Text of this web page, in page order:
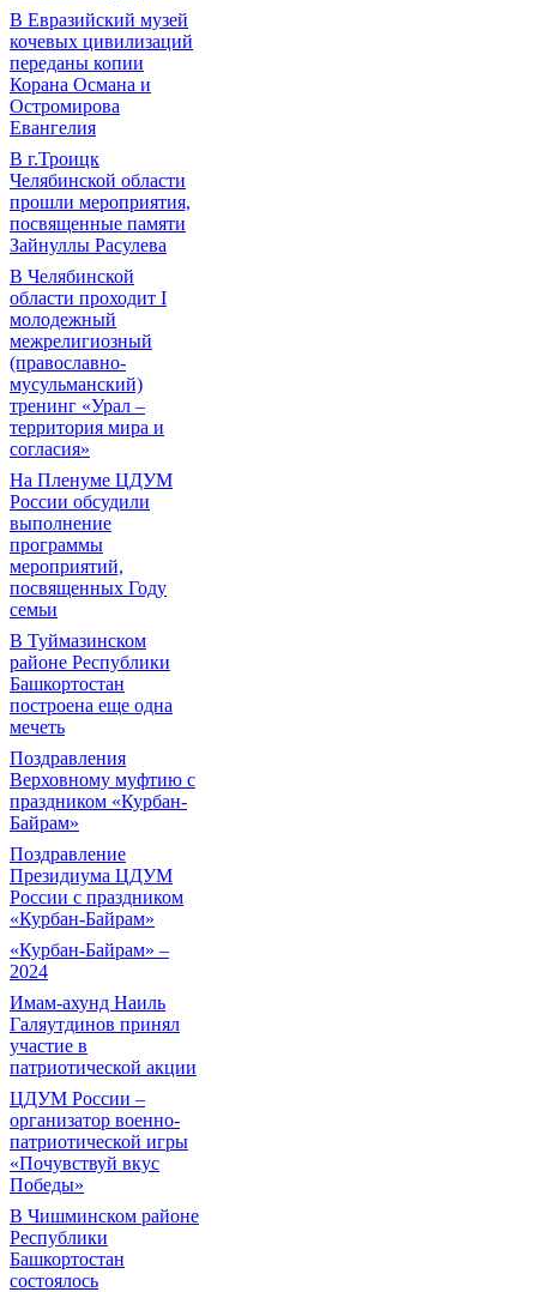
В Евразийский музей
кочевых цивилизаций
переданы копии
Корана Османа и
Остромирова
Евангелия
В г.Троицк
Челябинской области
прошли мероприятия,
посвященные памяти
Зайнуллы Расулева
В Челябинской
области проходит I
молодежный
межрелигиозный
(православно-
мусульманский)
тренинг «Урал –
территория мира и
согласия»
На Пленуме ЦДУМ
России обсудили
выполнение
программы
мероприятий,
посвященных Году
семьи
В Туймазинском
районе Республики
Башкортостан
построена еще одна
мечеть
Поздравления
Верховному муфтию с
праздником «Курбан-
Байрам»
Поздравление
Президиума ЦДУМ
России с праздником
«Курбан-Байрам»
«Курбан-Байрам» –
2024
Имам-ахунд Наиль
Галяутдинов принял
участие в
патриотической акции
ЦДУМ России –
организатор военно-
патриотической игры
«Почувствуй вкус
Победы»
В Чишминском районе
Республики
Башкортостан
состоялось